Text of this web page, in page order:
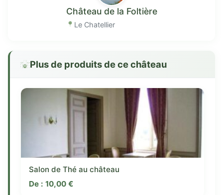
Château de la Foltière
Le Chatellier
Plus de produits de ce château
Salon de Thé au château
De : 10,00 €